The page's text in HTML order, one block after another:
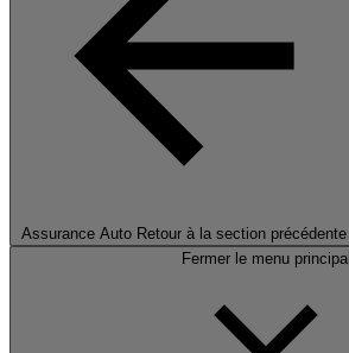
Assurance Auto Retour à la section précédente
Fermer le menu principal